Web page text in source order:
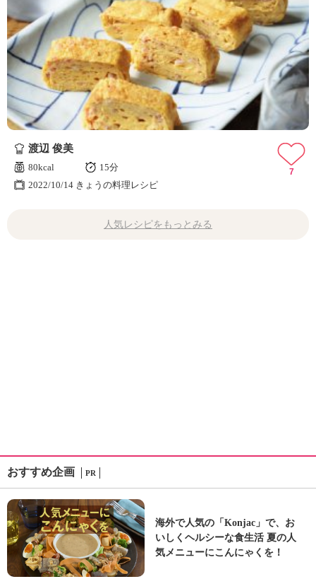
渡辺 俊美
80kcal
15分
2022/10/14 きょうの料理レシピ
7
人気レシピをもっとみる
おすすめ企画 PR
海外で人気の「Konjac」で、お
いしくヘルシーな食生活 夏の人
気メニューにこんにゃくを！